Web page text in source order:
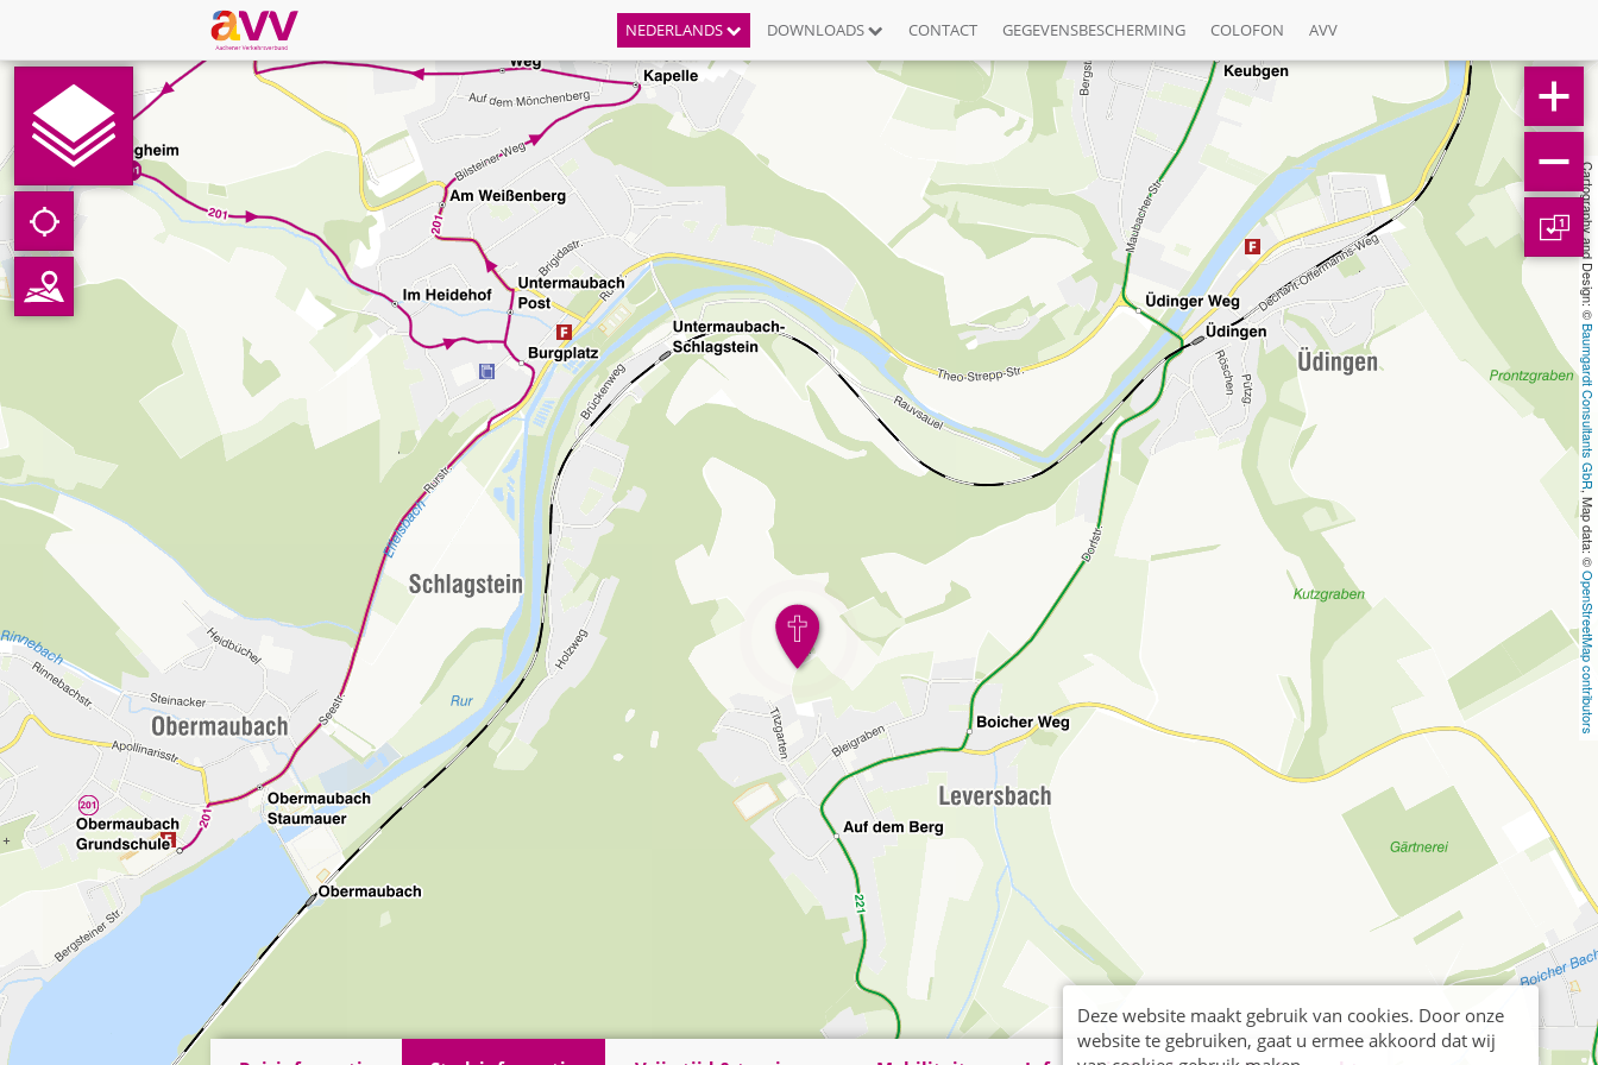
NEDERLANDS DOWNLOADS CONTACT GEGEVENSBESCHERMING COLOFON AVV
Cartography and Design: ©
Baumgardt Consultants GbR
, Map data: ©
OpenStreetMap contributors
1
Deze website maakt gebruik van cookies. Door onze
website te gebruiken, gaat u ermee akkoord dat wij